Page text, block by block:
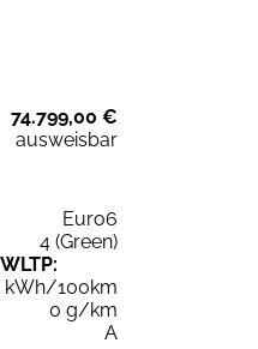
74.799,00 €
ausweisbar
Euro6
4 (Green)
kWh/100km
0 g/km
A